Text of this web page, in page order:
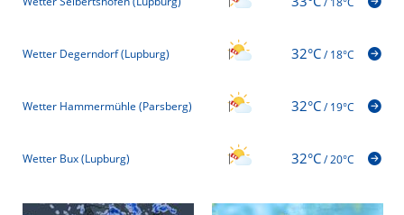
Wetter Degerndorf (Lupburg) 32°C/18°C
Wetter Hammermühle (Parsberg) 32°C/19°C
Wetter Bux (Lupburg) 32°C/20°C